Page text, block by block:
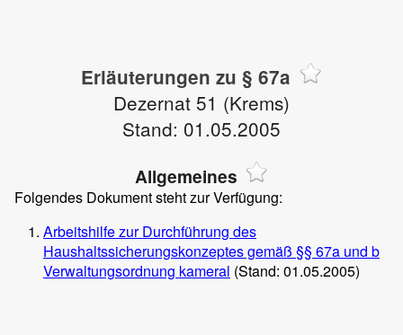
Erläuterungen zu § 67a
Dezernat 51 (Krems)
Stand: 01.05.2005
Allgemeines
Folgendes Dokument steht zur Verfügung:
Arbeitshilfe zur Durchführung des
Haushaltssicherungskonzeptes gemäß §§ 67a und b
Verwaltungsordnung kameral (Stand: 01.05.2005)